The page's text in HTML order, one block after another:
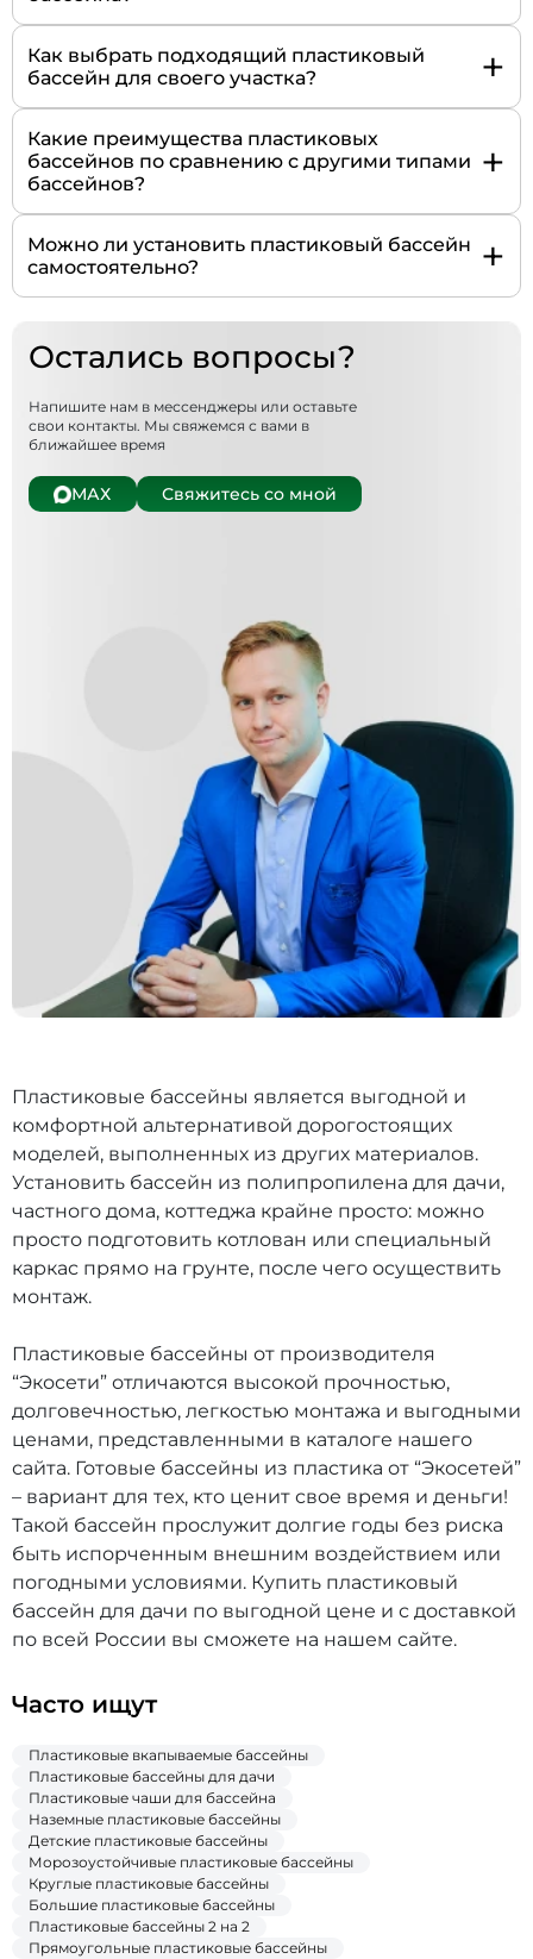
Как выбрать подходящий пластиковый
бассейн для своего участка?
+
Какие преимущества пластиковых
бассейнов по сравнению с другими типами
бассейнов?
+
Можно ли установить пластиковый бассейн
самостоятельно?
+
Остались вопросы?
Напишите нам в мессенджеры или оставьте
свои контакты. Мы свяжемся с вами в
ближайшее время
МАХ Свяжитесь со мной
Пластиковые бассейны является выгодной и
комфортной альтернативой дорогостоящих
моделей, выполненных из других материалов.
Установить бассейн из полипропилена для дачи,
частного дома, коттеджа крайне просто: можно
просто подготовить котлован или специальный
каркас прямо на грунте, после чего осуществить
монтаж.
Пластиковые бассейны от производителя
“Экосети” отличаются высокой прочностью,
долговечностью, легкостью монтажа и выгодными
ценами, представленными в каталоге нашего
сайта. Готовые бассейны из пластика от “Экосетей”
– вариант для тех, кто ценит свое время и деньги!
Такой бассейн прослужит долгие годы без риска
быть испорченным внешним воздействием или
погодными условиями. Купить пластиковый
бассейн для дачи по выгодной цене и с доставкой
по всей России вы сможете на нашем сайте.
Часто ищут
Пластиковые вкапываемые бассейны
Пластиковые бассейны для дачи
Пластиковые чаши для бассейна
Наземные пластиковые бассейны
Детские пластиковые бассейны
Морозоустойчивые пластиковые бассейны
Круглые пластиковые бассейны
Большие пластиковые бассейны
Пластиковые бассейны 2 на 2
Прямоугольные пластиковые бассейны